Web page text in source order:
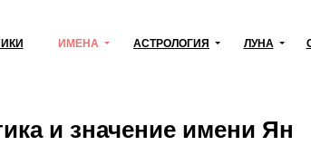
ИМЕНА АСТРОЛОГИЯ ЛУНА
и значение имени Ян